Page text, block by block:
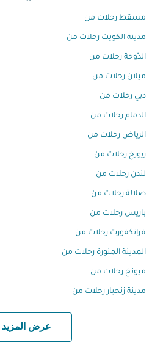
مسقط رحلات من
مدينة الكويت رحلات من
الدّوحة رحلات من
ميلان رحلات من
دبي رحلات من
الدمام رحلات من
الرياض رحلات من
زيورخ رحلات من
لندن رحلات من
صلالة رحلات من
باريس رحلات من
فرانكفورت رحلات من
المدينة المنورة رحلات من
ميونخ رحلات من
مدينة زنجبار رحلات من
عرض المزيد